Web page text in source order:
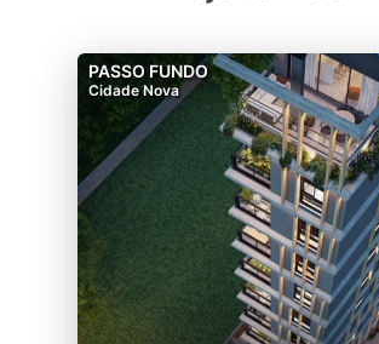
PASSO FUNDO
Cidade Nova